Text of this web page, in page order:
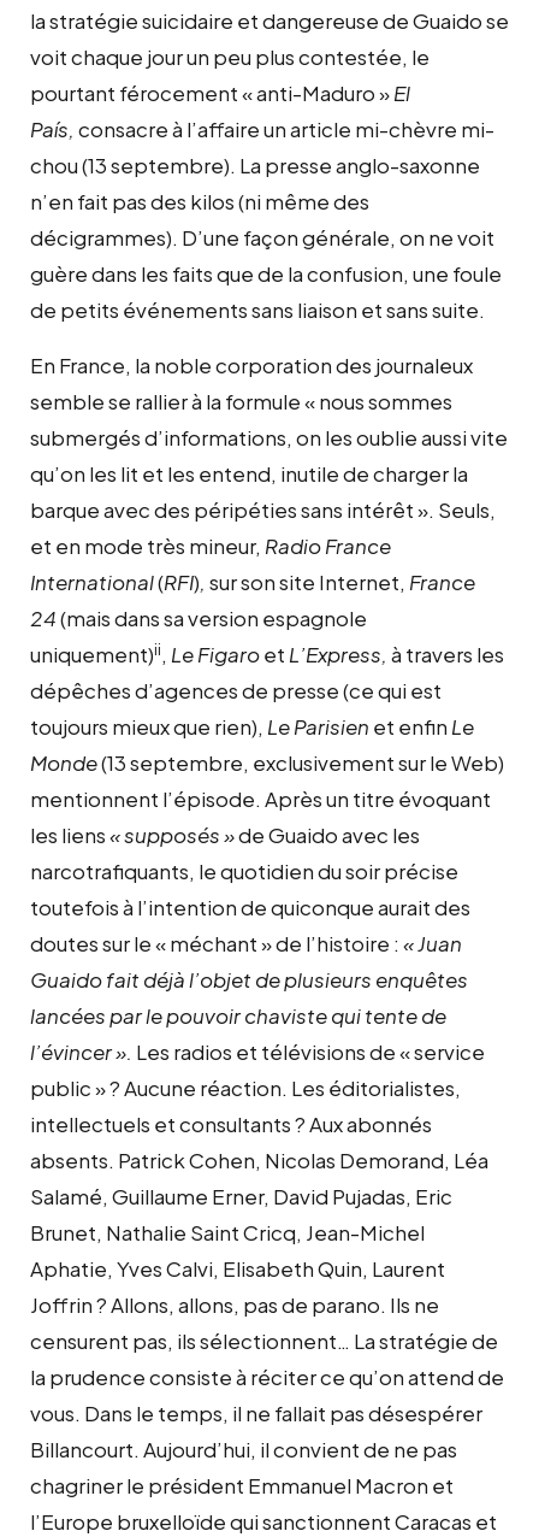
la stratégie suicidaire et dangereuse de Guaido se
voit chaque jour un peu plus contestée, le
pourtant férocement « anti-Maduro »El
País, consacre à l’affaire un article mi-chèvre mi-
chou (13 septembre). La presse anglo-saxonne
n’en fait pas des kilos (ni même des
décigrammes). D’une façon générale, on ne voit
guère dans les faits que de la confusion, une foule
de petits événements sans liaison et sans suite.
En France, la noble corporation des journaleux
semble se rallier à la formule « nous sommes
submergés d’informations, on les oublie aussi vite
qu’on les lit et les entend, inutile de charger la
barque avec des péripéties sans intérêt ». Seuls,
et en mode très mineur, Radio France
International(RFI), sur son site Internet, France
24(mais dans sa version espagnole
uniquement)ii, Le Figaroet L’Express, à travers les
dépêches d’agences de presse (ce qui est
toujours mieux que rien), Le Parisien et enfin Le
Monde(13 septembre, exclusivement sur le Web)
mentionnent l’épisode. Après un titre évoquant
les liens« supposés »de Guaido avec les
narcotrafiquants, le quotidien du soir précise
toutefois à l’intention de quiconque aurait des
doutes sur le « méchant » de l’histoire : « Juan
Guaido fait déjà l’objet de plusieurs enquêtes
lancées par le pouvoir chaviste qui tente de
l’évincer ». Les radios et télévisions de « service
public » ? Aucune réaction. Les éditorialistes,
intellectuels et consultants ? Aux abonnés
absents. Patrick Cohen, Nicolas Demorand, Léa
Salamé, Guillaume Erner, David Pujadas, Eric
Brunet, Nathalie Saint Cricq, Jean-Michel
Aphatie, Yves Calvi, Elisabeth Quin, Laurent
Joffrin ? Allons, allons, pas de parano. Ils ne
censurent pas, ils sélectionnent… La stratégie de
la prudence consiste à réciter ce qu’on attend de
vous. Dans le temps, il ne fallait pas désespérer
Billancourt. Aujourd’hui, il convient de ne pas
chagriner le président Emmanuel Macron et
l’Europe bruxelloïde qui sanctionnent Caracas et